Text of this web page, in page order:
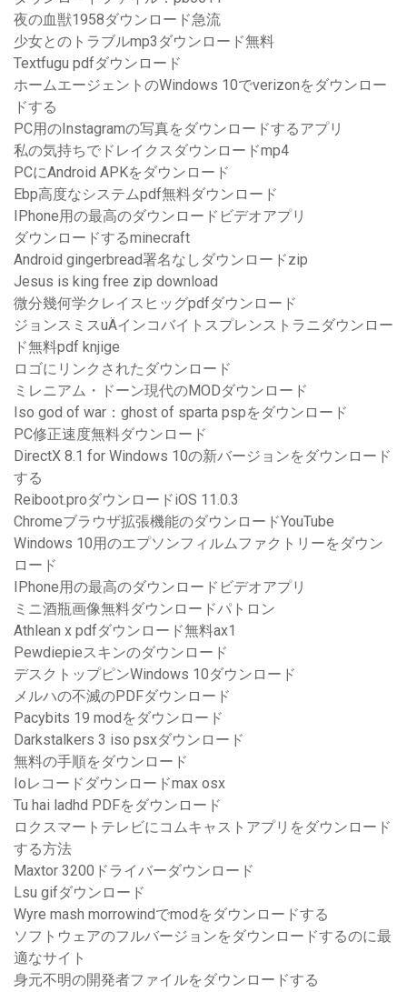
夜の血獣1958ダウンロード急流
少女とのトラブルmp3ダウンロード無料
Textfugu pdfダウンロード
ホームエージェントのWindows 10でverizonをダウンロー
ドする
PC用のInstagramの写真をダウンロードするアプリ
私の気持ちでドレイクスダウンロードmp4
PCにAndroid APKをダウンロード
Ebp高度なシステムpdf無料ダウンロード
IPhone用の最高のダウンロードビデオアプリ
ダウンロードするminecraft
Android gingerbread署名なしダウンロードzip
Jesus is king free zip download
微分幾何学クレイスヒッグpdfダウンロード
ジョンスミスuÄインコバイトスプレンストラニダウンロー
ド無料pdf knjige
ロゴにリンクされたダウンロード
ミレニアム・ドーン現代のMODダウンロード
Iso god of war：ghost of sparta pspをダウンロード
PC修正速度無料ダウンロード
DirectX 8.1 for Windows 10の新バージョンをダウンロード
する
Reiboot.proダウンロードiOS 11.0.3
Chromeブラウザ拡張機能のダウンロードYouTube
Windows 10用のエプソンフィルムファクトリーをダウン
ロード
IPhone用の最高のダウンロードビデオアプリ
ミニ酒瓶画像無料ダウンロードパトロン
Athlean x pdfダウンロード無料ax1
Pewdiepieスキンのダウンロード
デスクトップピンWindows 10ダウンロード
メルハの不滅のPDFダウンロード
Pacybits 19 modをダウンロード
Darkstalkers 3 iso psxダウンロード
無料の手順をダウンロード
Ioレコードダウンロードmax osx
Tu hai ladhd PDFをダウンロード
ロクスマートテレビにコムキャストアプリをダウンロード
する方法
Maxtor 3200ドライバーダウンロード
Lsu gifダウンロード
Wyre mash morrowindでmodをダウンロードする
ソフトウェアのフルバージョンをダウンロードするのに最
適なサイト
身元不明の開発者ファイルをダウンロードする